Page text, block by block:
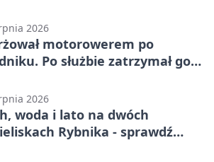
2026
motorowerem po
Po służbie zatrzymał go
2026
woda i lato na dwóch
Rybnika - sprawdź